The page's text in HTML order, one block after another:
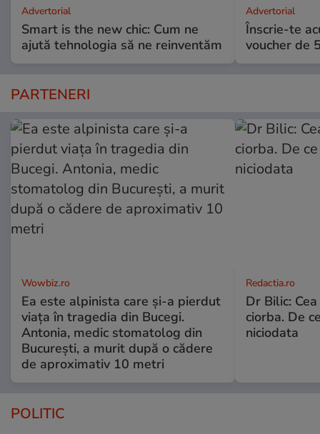
Advertorial
Smart is the new chic: Cum ne
ajută tehnologia să ne reinventăm
Advertorial
Înscrie-te
voucher de
PARTENERI
Wowbiz.ro
Ea este alpinista care și-a pierdut
viața în tragedia din Bucegi.
Antonia, medic stomatolog din
București, a murit după o cădere
de aproximativ 10 metri
Redactia.ro
Dr Bilic:
ciorba. De
niciodata
POLITIC